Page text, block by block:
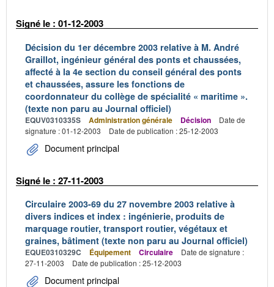
Signé le : 01-12-2003
Décision du 1er décembre 2003 relative à M. André
Graillot, ingénieur général des ponts et chaussées,
affecté à la 4e section du conseil général des ponts
et chaussées, assure les fonctions de
coordonnateur du collège de spécialité « maritime ».
(texte non paru au Journal officiel)
EQUV0310335S Administration générale Décision
Date de
signature : 01-12-2003
Date de publication : 25-12-2003
Document principal
Signé le : 27-11-2003
Circulaire 2003-69 du 27 novembre 2003 relative à
divers indices et index : ingénierie, produits de
marquage routier, transport routier, végétaux et
graines, bâtiment (texte non paru au Journal officiel)
EQUE0310329C Équipement Circulaire
Date de signature :
27-11-2003
Date de publication : 25-12-2003
Document principal